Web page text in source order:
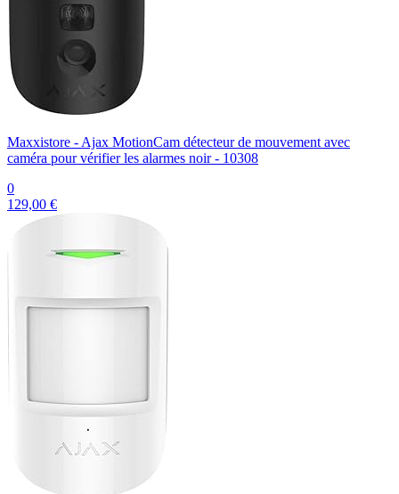
Maxxistore - Ajax MotionCam détecteur de mouvement avec
caméra pour vérifier les alarmes noir - 10308
0
129,00 €